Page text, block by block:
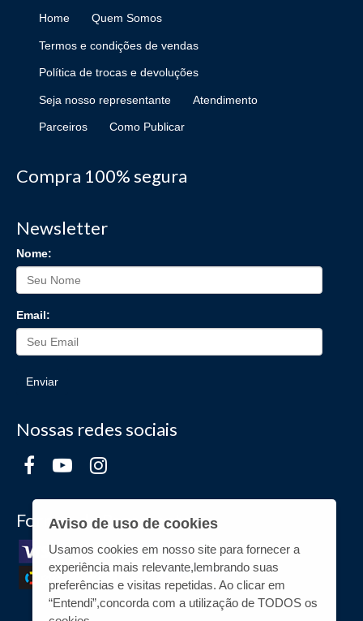
Home Quem Somos
Termos e condições de vendas
Política de trocas e devoluções
Seja nosso representante Atendimento
Parceiros Como Publicar
Compra 100% segura
Newsletter
Nome:
Email:
Enviar
Nossas redes sociais
Formas de Pagamento
Aviso de uso de cookies
Usamos cookies em nosso site para fornecer a
experiência mais relevante,lembrando suas
preferências e visitas repetidas. Ao clicar em
“Entendi”,concorda com a utilização de TODOS os